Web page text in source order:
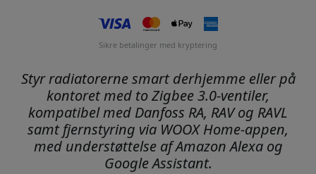
Sikre betalinger med kryptering
Styr radiatorerne smart derhjemme eller på
kontoret med to Zigbee 3.0-ventiler,
kompatibel med Danfoss RA, RAV og RAVL
samt fjernstyring via WOOX Home-appen,
med understøttelse af Amazon Alexa og
Google Assistant.